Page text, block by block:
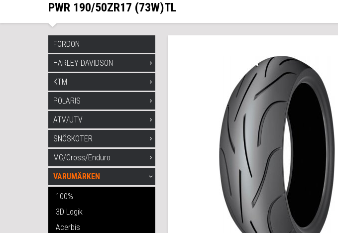
PWR 190/50ZR17 (73W)TL
FORDON
HARLEY-DAVIDSON
KTM
POLARIS
ATV/UTV
SNÖSKOTER
MC/Cross/Enduro
VARUMÄRKEN
100%
3D Logik
Acerbis